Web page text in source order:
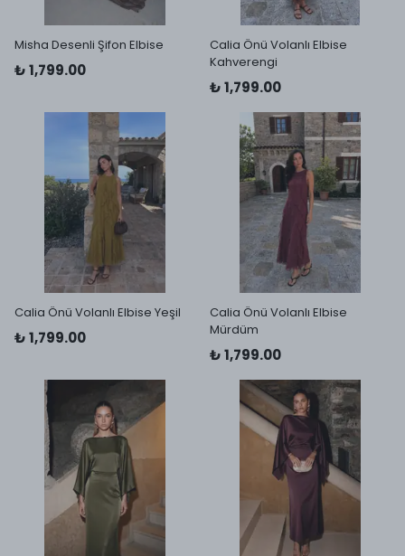
Misha Desenli Şifon Elbise
₺ 1,799.00
Calia Önü Volanlı Elbise
Kahverengi
₺ 1,799.00
Calia Önü Volanlı Elbise Yeşil
₺ 1,799.00
Calia Önü Volanlı Elbise
Mürdüm
₺ 1,799.00